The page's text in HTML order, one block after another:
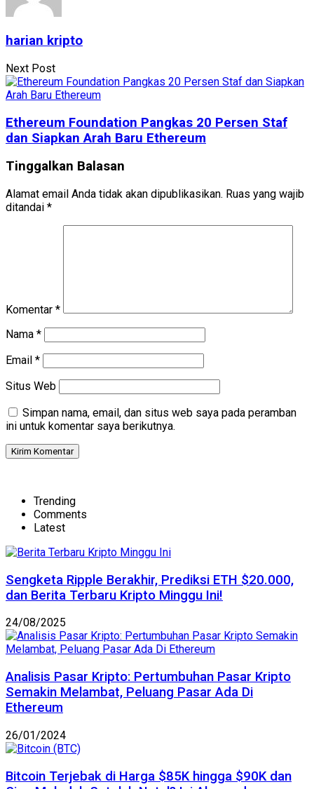
harian kripto
Next Post
Ethereum Foundation Pangkas 20 Persen Staf
dan Siapkan Arah Baru Ethereum
Tinggalkan Balasan
Alamat email Anda tidak akan dipublikasikan. Ruas yang wajib
ditandai *
Komentar *
Nama *
Email *
Situs Web
Simpan nama, email, dan situs web saya pada peramban
ini untuk komentar saya berikutnya.
Trending
Comments
Latest
Sengketa Ripple Berakhir, Prediksi ETH $20.000,
dan Berita Terbaru Kripto Minggu Ini!
24/08/2025
Analisis Pasar Kripto: Pertumbuhan Pasar Kripto
Semakin Melambat, Peluang Pasar Ada Di
Ethereum
26/01/2024
Bitcoin Terjebak di Harga $85K hingga $90K dan